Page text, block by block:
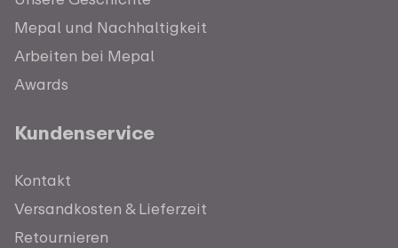
Mepal und Nachhaltigkeit
Arbeiten bei Mepal
Awards
Kundenservice
Kontakt
Versandkosten & Lieferzeit
Retournieren